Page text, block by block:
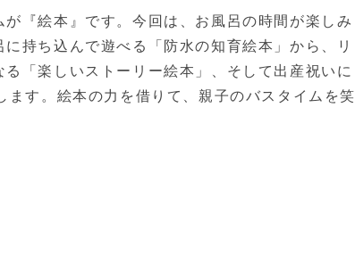
『絵本』です。今回は、お風呂の時間が楽しみ
持ち込んで遊べる「防水の知育絵本」から、リ
「楽しいストーリー絵本」、そして出産祝いに
す。絵本の力を借りて、親子のバスタイムを笑